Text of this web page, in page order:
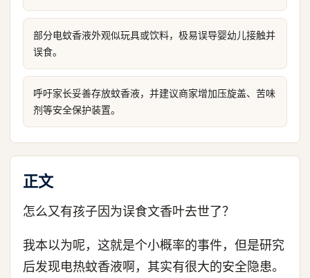
部分电蚊香液外观似玩具或饮料，极易误导婴幼儿接触并
误食。
呼吁家长妥善存放蚊香液，并建议商家增加压旋盖、苦味
剂等安全保护装置。
正文
怎么又有孩子因为误食文香叶去世了？
我本以为呢，这就是个小概率的事件，但是研究
后发现电热蚊香液啊，其实有很大的安全隐患。